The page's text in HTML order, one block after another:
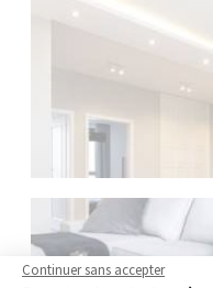
Continuer sans accepter